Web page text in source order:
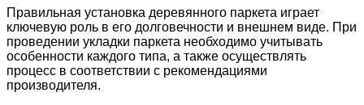
Правильная установка деревянного паркета играет
ключевую роль в его долговечности и внешнем виде. При
проведении укладки паркета необходимо учитывать
особенности каждого типа, а также осуществлять
процесс в соответствии с рекомендациями
производителя.